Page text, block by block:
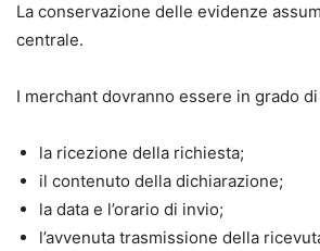
La conservazione delle evidenze
centrale.
I merchant dovranno essere in grado
la ricezione della richiesta;
il contenuto della dichiarazione;
la data e l’orario di invio;
l’avvenuta trasmissione della